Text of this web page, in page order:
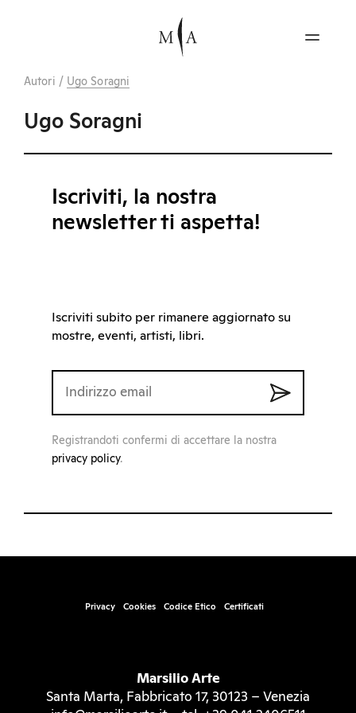
Autori / Ugo Soragni
Ugo Soragni
Iscriviti, la nostra
newsletter ti aspetta!
Iscriviti subito per rimanere aggiornato su
mostre, eventi, artisti, libri.
Registrandoti confermi di accettare la nostra
privacy policy.
Privacy Cookies Codice Etico Certificati
Marsilio Arte
Santa Marta, Fabbricato 17, 30123 – Venezia